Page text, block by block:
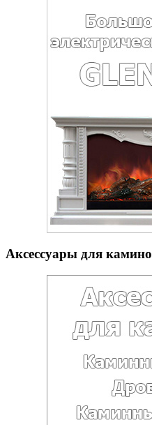
Аксессуары для